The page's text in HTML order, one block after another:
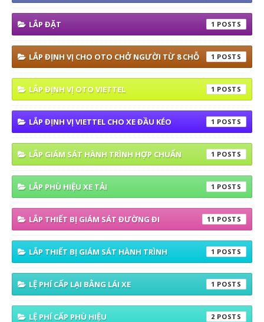
LẮP ĐẶT 1
LẮP ĐỊNH VỊ CHO OTO CHỞ NGƯỜI TỪ 8 CHỖ 1
LẮP ĐỊNH VỊ OTO VIETTEL 1
LẮP ĐỊNH VỊ VIETTEL CHO XE ĐẦU KÉO 1
LẮP GIÁM SÁT HÀNH TRÌNH HỢP CHUẨN 1
LẮP PHÙ HIỆU XE TẢI 1
LẮP THIẾT BỊ GIÁM SÁT ĐƯỜNG ĐI 11
LẮP THIẾT BỊ GIÁM SÁT HÀNH TRÌNH 1
LỆ PHÍ CẤP LẠI BẰNG LÁI XE 1
LỆ PHÍ CẤP PHÙ HIỆU 2